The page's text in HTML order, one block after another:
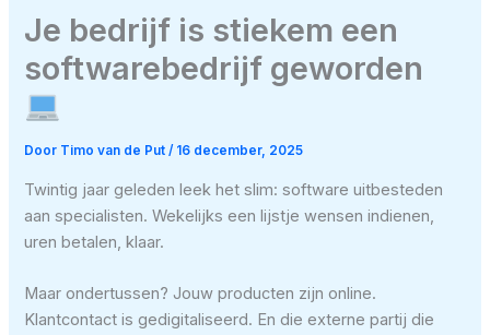
Je bedrijf is stiekem een
softwarebedrijf geworden
Door Timo van de Put/ 16 december, 2025
Twintig jaar geleden leek het slim: software uitbesteden
aan specialisten. Wekelijks een lijstje wensen indienen,
uren betalen, klaar.
Maar ondertussen? Jouw producten zijn online.
Klantcontact is gedigitaliseerd. En die externe partij die